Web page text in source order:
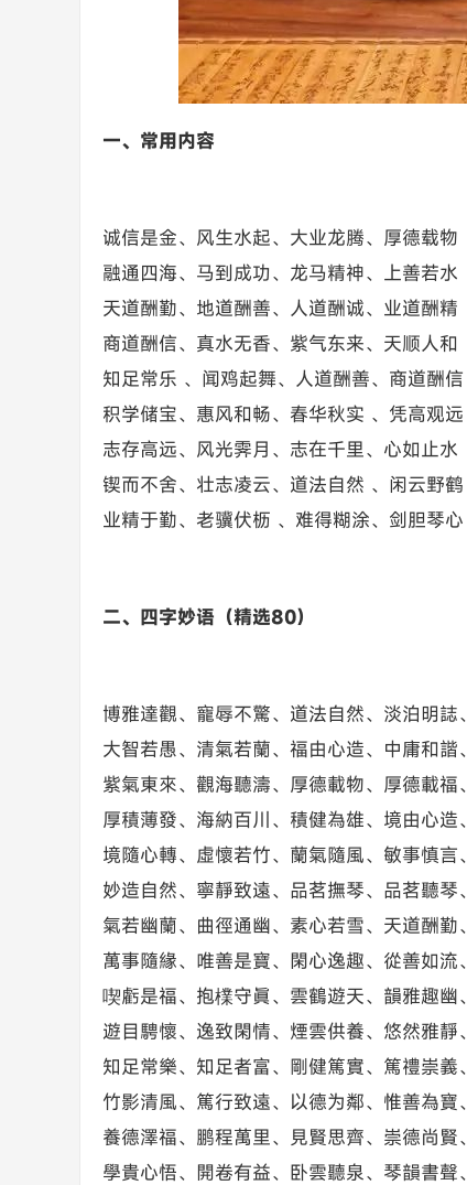
一、常用内容
诚信是金、风生水起、大业龙腾、厚德载物
融通四海、马到成功、龙马精神、上善若水
天道酬勤、地道酬善、人道酬诚、业道酬精
商道酬信、真水无香、紫气东来、天顺人和
知足常乐 、闻鸡起舞、人道酬善、商道酬信
积学储宝、惠风和畅、春华秋实 、凭高观远
志存高远、风光霁月、志在千里、心如止水
锲而不舍、壮志凌云、道法自然 、闲云野鹤
业精于勤、老骥伏枥 、难得糊涂、剑胆琴心
二、四字妙语（精选80）
博雅達觀、寵辱不驚、道法自然、淡泊明誌、
大智若愚、清氣若蘭、福由心造、中庸和諧、
紫氣東來、觀海聽濤、厚德載物、厚德載福、
厚積薄發、海納百川、積健為雄、境由心造、
境隨心轉、虛懷若竹、蘭氣隨風、敏事慎言、
妙造自然、寧靜致遠、品茗撫琴、品茗聽琴、
氣若幽蘭、曲徑通幽、素心若雪、天道酬勤、
萬事隨緣、唯善是寶、閑心逸趣、從善如流、
喫虧是福、抱檏守眞、雲鶴遊天、韻雅趣幽、
遊目騁懷、逸致閑情、煙雲供養、悠然雅靜、
知足常樂、知足者富、剛健篤實、篤禮崇義、
竹影清風、篤行致遠、以德为鄰、惟善為寶、
養德澤福、鹏程萬里、見賢思齊、崇德尚賢、
學貴心悟、開卷有益、卧雲聽泉、琴韻書聲、